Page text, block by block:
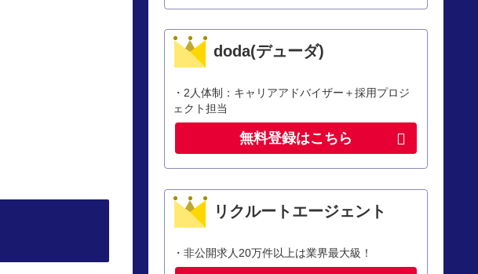
doda(デューダ)
・2人体制：キャリアアドバイザー＋採用プロジ
ェクト担当
無料登録はこちら
リクルートエージェント
・非公開求人20万件以上は業界最大級！